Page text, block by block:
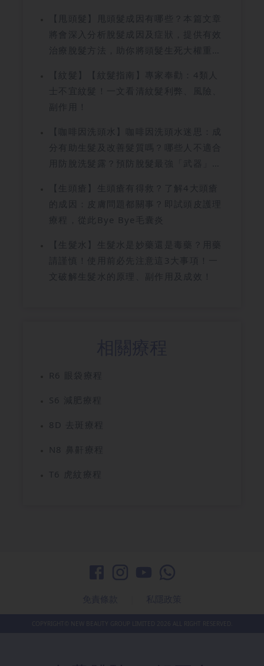
【甩頭髮】甩頭髮成因有哪些？本篇文章
將會深入分析脫髮成因及症狀，提供有效
治療脫髮方法，助你將頭髮生死大權重奪
【紋髮】【紋髮指南】專家奉勸：4類人
士不宜紋髮！一文看清紋髮利弊、風險、
副作用！
【咖啡因洗頭水】咖啡因洗頭水迷思：成
分有助生髮及改善髮質嗎？哪些人不適合
用防脫洗髮露？預防脫髮最強「武器」是
【生頭瘡】生頭瘡有得救？了解4大頭瘡
的成因：皮膚問題都關事？即試頭皮護理
療程，從此Bye Bye毛囊炎
【生髮水】生髮水是妙藥還是毒藥？用藥
請謹慎！使用前必先注意這3大事項！一
文破解生髮水的原理、副作用及成效！
R6 眼袋療程
S6 減肥療程
8D 去斑療程
N8 鼻鼾療程
T6 虎紋療程